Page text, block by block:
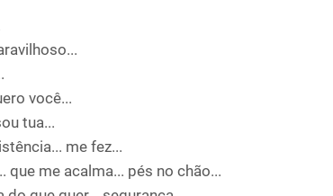
você...
tua...
me fez...
que me acalma... pés no chão...